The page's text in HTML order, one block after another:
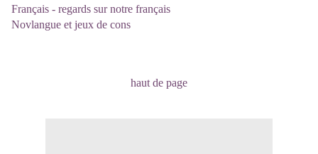
Français - regards sur notre français
Novlangue et jeux de cons
haut de page